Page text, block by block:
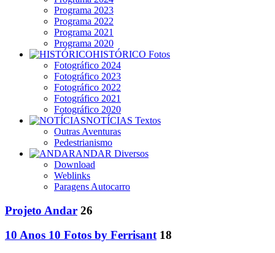
Programa 2023
Programa 2022
Programa 2021
Programa 2020
HISTÓRICO Fotos
Fotográfico 2024
Fotográfico 2023
Fotográfico 2022
Fotográfico 2021
Fotográfico 2020
NOTÍCIAS Textos
Outras Aventuras
Pedestrianismo
ANDAR Diversos
Download
Weblinks
Paragens Autocarro
Projeto Andar 26
10 Anos 10 Fotos by Ferrisant 18